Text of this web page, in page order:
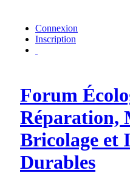
Connexion
Inscription
Forum
Réparation,
Bricolage et
Durables